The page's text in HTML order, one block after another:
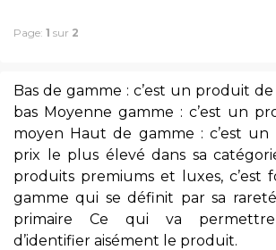
Page: 1 sur 2
Bas de gamme : c’est un produit
bas Moyenne gamme : c’est un
moyen Haut de gamme : c’est
prix le plus élevé dans sa
produits premiums et luxes,
gamme qui se définit par sa
primaire Ce qui va
d’identifier aisément le produit.